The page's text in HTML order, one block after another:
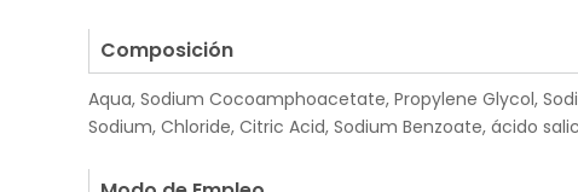
Composición
Aqua, Sodium Cocoamphoacetate, Propylene Glycol,
Sodium, Chloride, Citric Acid, Sodium Benzoate, ácido